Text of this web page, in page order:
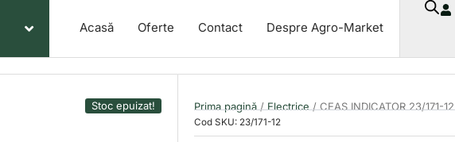
Acasă Oferte Contact Despre Agro-Market
Stoc epuizat! Prima pagină / Electrice / CEAS INDICATOR 23/171-12
Cod SKU: 23/171-12